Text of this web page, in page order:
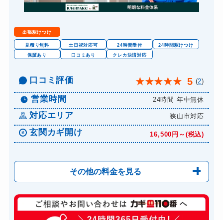
出張駆けつけ
見積り無料 土日祝対応可 24時間受付
24時間駆けつけ
保証あり
口コミあり クレカ決済対応
口コミ評価 ★★★★★ 5 (2)
営業時間 24時間 年中無休
対応エリア 狭山市対応
玄関カギ開け 16,500円～(税込)
その他の料金を見る
玄関カギ修理 13,200円～(税込)